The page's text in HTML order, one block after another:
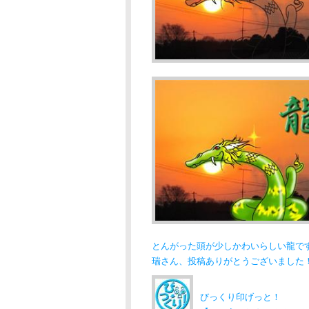
とんがった頭が少しかわいらしい龍で
瑞さん、投稿ありがとうございました
びっくり印げっと！